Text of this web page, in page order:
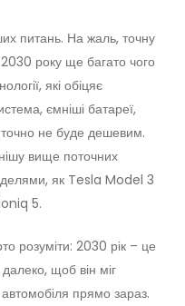
питань. На жаль, точну
року ще багато чого
які обіцяє
ємніші батареї,
не буде дешевим.
вище поточних
як Tesla Model 3
5.
розуміти: 2030 рік – це
щоб він міг
прямо зараз.